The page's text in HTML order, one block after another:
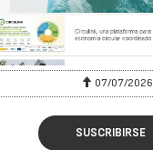
07/07/2026
SUSCRIBIRSE